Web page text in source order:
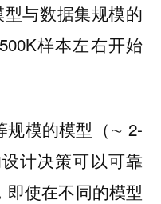
与数据集规模的
样本左右开始
规模的模型（∼ 2-
计决策可以可靠
使在不同的模型